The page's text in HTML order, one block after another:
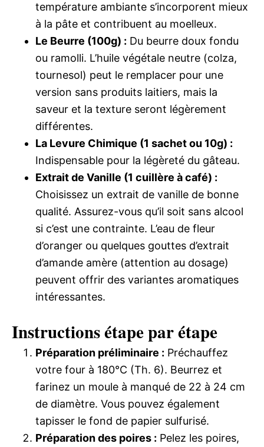
température ambiante s’incorporent mieux
à la pâte et contribuent au moelleux.
Le Beurre (100g) : Du beurre doux fondu
ou ramolli. L’huile végétale neutre (colza,
tournesol) peut le remplacer pour une
version sans produits laitiers, mais la
saveur et la texture seront légèrement
différentes.
La Levure Chimique (1 sachet ou 10g) :
Indispensable pour la légèreté du gâteau.
Extrait de Vanille (1 cuillère à café) :
Choisissez un extrait de vanille de bonne
qualité. Assurez-vous qu’il soit sans alcool
si c’est une contrainte. L’eau de fleur
d’oranger ou quelques gouttes d’extrait
d’amande amère (attention au dosage)
peuvent offrir des variantes aromatiques
intéressantes.
Instructions étape par étape
Préparation préliminaire : Préchauffez
votre four à 180°C (Th. 6). Beurrez et
farinez un moule à manqué de 22 à 24 cm
de diamètre. Vous pouvez également
tapisser le fond de papier sulfurisé.
Préparation des poires : Pelez les poires,